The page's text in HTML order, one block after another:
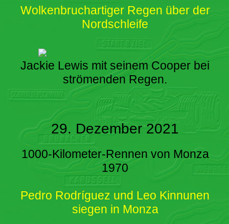
Wolkenbruchartiger Regen über der
Nordschleife
Jackie Lewis mit seinem Cooper bei
strömenden Regen.
29. Dezember 2021
1000-Kilometer-Rennen von Monza
1970
Pedro Rodríguez und Leo Kinnunen
siegen in Monza